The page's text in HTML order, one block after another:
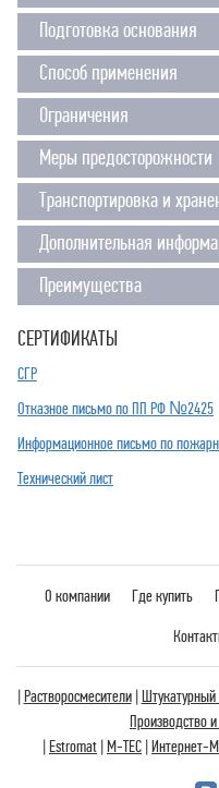
Подготовка основания
Способ применения
Ограничения
Меры предосторожности
Транспортировка и
Дополнительная
Преимущества
СЕРТИФИКАТЫ
СГР
Отказное письмо по ПП РФ №2425
Информационное письмо по
Технический лист
О компании Где купить
|Растворосмесители |Штукатурный
Производство
|Estromat |M-TEC |Интернет-